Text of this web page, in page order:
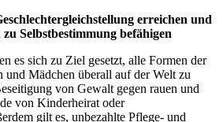
erreichen und
Selbstbestimmung befähigen
es sich zu Ziel gesetzt, alle Formen der
Mädchen überall auf der Welt zu
von Gewalt gegen rauen und
von Kinderheirat oder
gilt es, unbezahlte Pflege- und